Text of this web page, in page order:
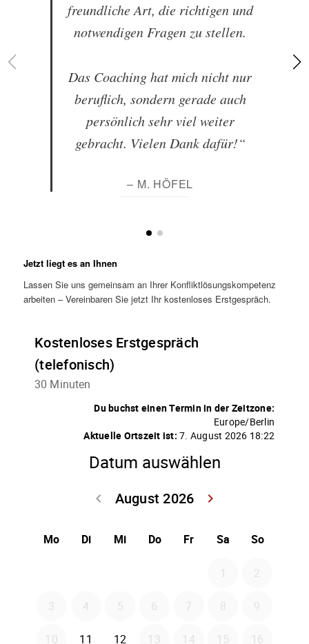
freundliche Art, die richtigen und
notwendigen Fragen zu stellen.
Das Coaching hat mich nicht nur
beruflich, sondern gerade auch
persönlich sehr viel weiter
gebracht. Vielen Dank dafür!“
– M. HÖFEL
Jetzt liegt es an Ihnen
Lassen Sie uns gemeinsam an Ihrer Konfliktlösungskompetenz
arbeiten – Vereinbaren Sie jetzt Ihr kostenloses Erstgespräch.